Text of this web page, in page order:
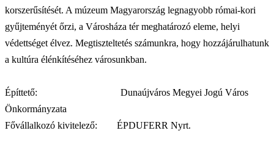
korszerűsítését. A múzeum Magyarország legnagyobb római-kori
gyűjteményét őrzi, a Városháza tér meghatározó eleme, helyi
védettséget élvez. Megtiszteltetés számunkra, hogy hozzájárulhatunk
a kultúra élénkítéséhez városunkban.
Építtető: Dunaújváros Megyei Jogú Város
Önkormányzata
Fővállalkozó kivitelező: ÉPDUFERR Nyrt.